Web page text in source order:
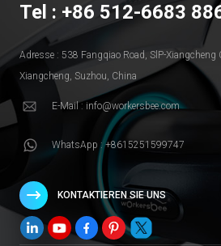
Tel : +86 512-6683
Adresse : 538 Fangqiao Road, SlP-Xiangcheng
Xiangcheng, Suzhou, China
E-Mail : info@workersbee.com
WhatsApp : +8615251599747
KONTAKTIEREN SIE UNS